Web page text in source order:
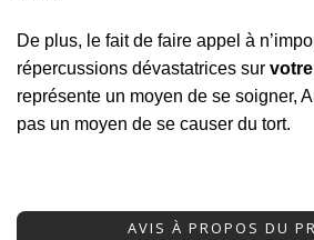
De plus, le fait de faire appel à
répercussions dévastatrices sur
représente un moyen de se soigner,
pas un moyen de se causer du tort.
AVIS À PROPOS DU